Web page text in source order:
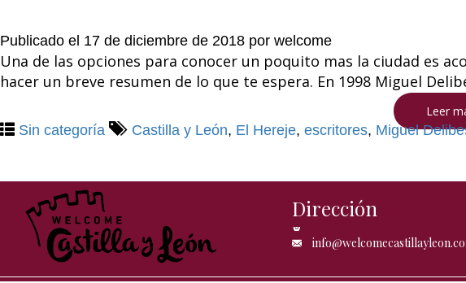
Publicado el 17 de diciembre de 2018 por welcome
Una de las opciones para conocer un poquito mas la ciudad es
hacer un breve resumen de lo que te espera. En 1998 Miguel
Leer
Sin categoría Castilla y León, El Hereje, escritores, Miguel
Dirección